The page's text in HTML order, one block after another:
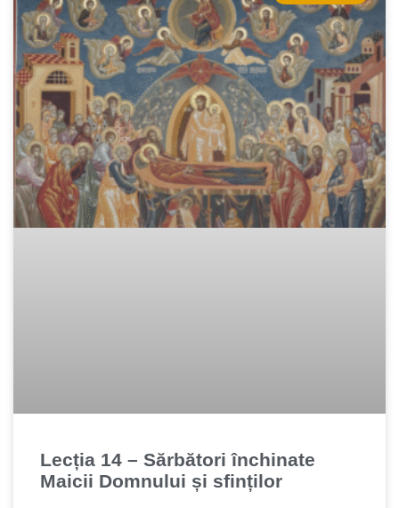
Lecția 14 – Sărbători închinate
Maicii Domnului și sfinților